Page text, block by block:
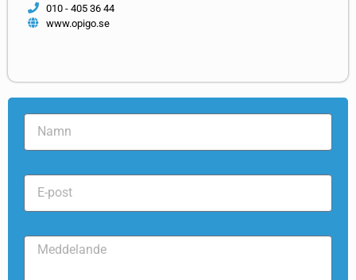
010 - 405 36 44
www.opigo.se